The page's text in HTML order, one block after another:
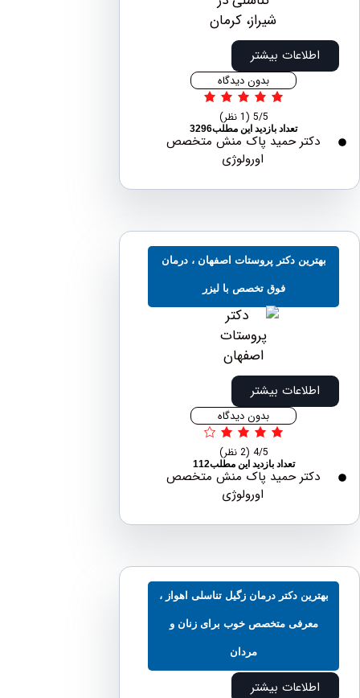
اطلاعات بیشتر
بدون دیدگاه
تعداد بازدید این مطلب3296
دکتر حمید پاک منش متخصص
اورولوژی
دکتر پروستات اصفهان ، درمان
فوق تخصص با لیزر
اطلاعات بیشتر
بدون دیدگاه
تعداد بازدید این مطلب112
دکتر حمید پاک منش متخصص
اورولوژی
دکتر درمان زگیل تناسلی اهواز ،
معرفی متخصص خوب برای زنان و
اطلاعات بیشتر